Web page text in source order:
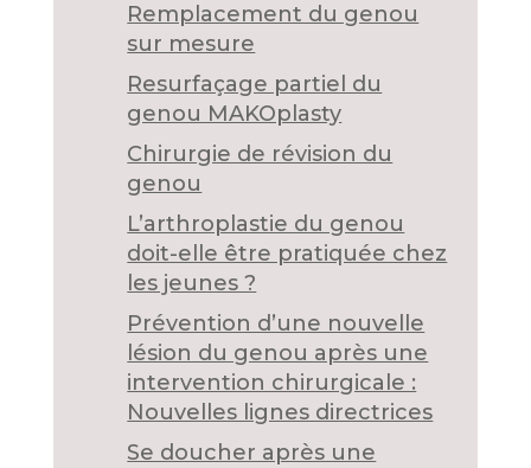
Remplacement du genou
sur mesure
Resurfaçage partiel du
genou MAKOplasty
Chirurgie de révision du
genou
L’arthroplastie du genou
doit-elle être pratiquée chez
les jeunes ?
Prévention d’une nouvelle
lésion du genou après une
intervention chirurgicale :
Nouvelles lignes directrices
Se doucher après une